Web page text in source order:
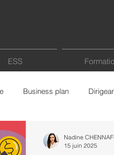
ESS
Business plan
Artificielle (IA)
Nadine CHENNAFI
15 juin 2025